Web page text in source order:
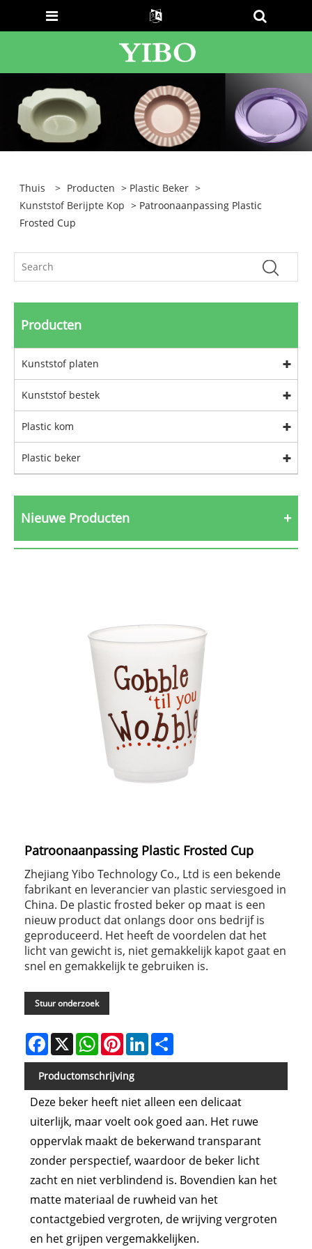
Thuis > Producten > Plastic Beker >
Kunststof Berijpte Kop > Patroonaanpassing Plastic
Frosted Cup
Producten
Kunststof platen
Kunststof bestek
Plastic kom
Plastic beker
Nieuwe Producten
Patroonaanpassing Plastic Frosted Cup
Zhejiang Yibo Technology Co., Ltd is een bekende
fabrikant en leverancier van plastic serviesgoed in
China. De plastic frosted beker op maat is een
nieuw product dat onlangs door ons bedrijf is
geproduceerd. Het heeft de voordelen dat het
licht van gewicht is, niet gemakkelijk kapot gaat en
snel en gemakkelijk te gebruiken is.
Stuur onderzoek
Facebook
X WhatsAppPinterestLinkedIn
Productomschrijving
Deze beker heeft niet alleen een delicaat
uiterlijk, maar voelt ook goed aan. Het ruwe
oppervlak maakt de bekerwand transparant
zonder perspectief, waardoor de beker licht
zacht en niet verblindend is. Bovendien kan het
matte materiaal de ruwheid van het
contactgebied vergroten, de wrijving vergroten
en het grijpen vergemakkelijken.